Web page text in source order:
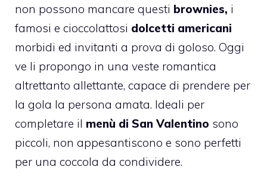
non possono mancare questi brownies, i
famosi e cioccolattosi dolcetti americani
morbidi ed invitanti a prova di goloso. Oggi
ve li propongo in una veste romantica
altrettanto allettante, capace di prendere per
la gola la persona amata. Ideali per
completare il menù di San Valentino sono
piccoli, non appesantiscono e sono perfetti
per una coccola da condividere.